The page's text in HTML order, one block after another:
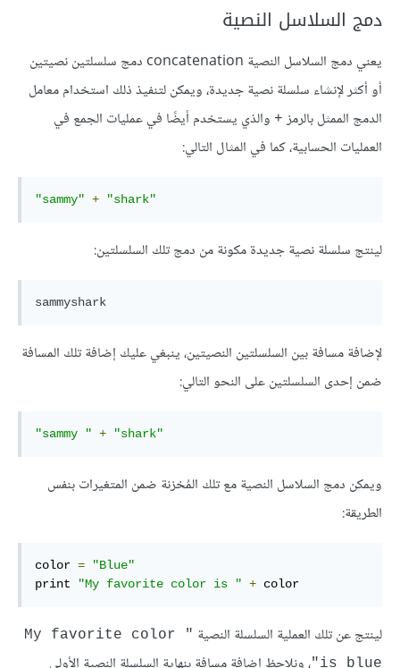
دمج السلاسل النصية
يعني دمج السلاسل النصية concatenation دمج سلسلتين نصيتين
أو أكثر لإنشاء سلسلة نصية جديدة، ويمكن لتنفيذ ذلك استخدام معامل
الدمج الممثل بالرمز + والذي يستخدم أيضًا في عمليات الجمع في
العمليات الحسابية، كما في المثال التالي:
"sammy" + "shark"
لينتج سلسلة نصية جديدة مكونة من دمج تلك السلسلتين:
لإضافة مسافة بين السلسلتين النصيتين، ينبغي عليك إضافة تلك المسافة
ضمن إحدى السلسلتين على النحو التالي:
"sammy " + "shark"
ويمكن دمج السلاسل النصية مع تلك المُخزنة ضمن المتغيرات بنفس
الطريقة:
color =
"Blue"
print
"My favorite color is " + color
لينتج عن تلك العملية السلسلة النصية
"My favorite color
is blue"